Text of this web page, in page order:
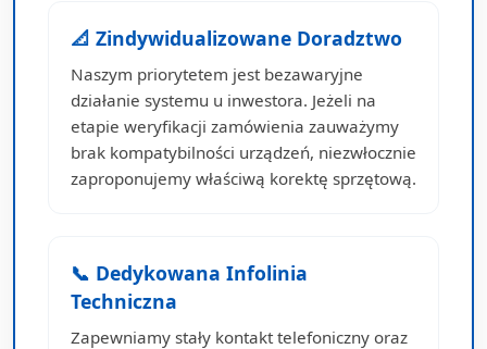
📐 Zindywidualizowane Doradztwo
Naszym priorytetem jest bezawaryjne
działanie systemu u inwestora. Jeżeli na
etapie weryfikacji zamówienia zauważymy
brak kompatybilności urządzeń, niezwłocznie
zaproponujemy właściwą korektę sprzętową.
📞 Dedykowana Infolinia
Techniczna
Zapewniamy stały kontakt telefoniczny oraz